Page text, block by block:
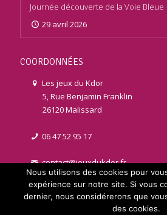
Journée découverte de la Voie Bleue
29 avril 2026
COORDONNÉES
Les jeux du Kdor
5, Rue Benjamin Franklin
26120 Malissard
06 47 52 95 17
contact@jeuxdukdor.fr
Nous utilisons des cookies pour
expérience sur notre site. Si vous
dernier, nous considérerons que
des cookies.